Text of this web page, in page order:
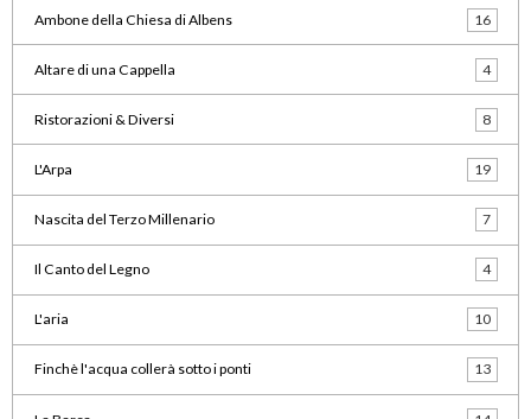
Ambone della Chiesa di Albens 16
Altare di una Cappella 4
Ristorazioni & Diversi 8
L'Arpa 19
Nascita del Terzo Millenario 7
Il Canto del Legno 4
L'aria 10
Finchè l'acqua collerà sotto i ponti 13